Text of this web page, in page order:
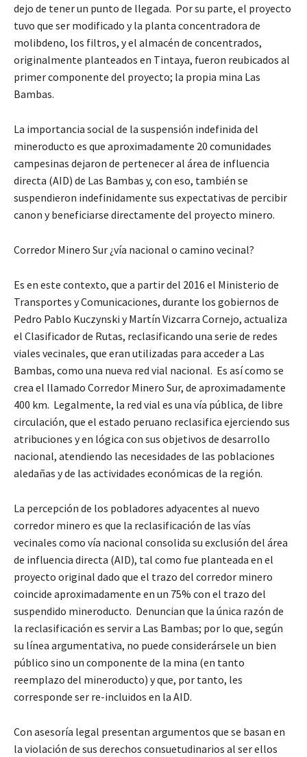
dejo de tener un punto de llegada. Por su parte, el proyecto
tuvo que ser modificado y la planta concentradora de
molibdeno, los filtros, y el almacén de concentrados,
originalmente planteados en Tintaya, fueron reubicados al
primer componente del proyecto; la propia mina Las
Bambas.
La importancia social de la suspensión indefinida del
mineroducto es que aproximadamente 20 comunidades
campesinas dejaron de pertenecer al área de influencia
directa (AID) de Las Bambas y, con eso, también se
suspendieron indefinidamente sus expectativas de percibir
canon y beneficiarse directamente del proyecto minero.
Corredor Minero Sur ¿vía nacional o camino vecinal?
Es en este contexto, que a partir del 2016 el Ministerio de
Transportes y Comunicaciones, durante los gobiernos de
Pedro Pablo Kuczynski y Martín Vizcarra Cornejo, actualiza
el Clasificador de Rutas, reclasificando una serie de redes
viales vecinales, que eran utilizadas para acceder a Las
Bambas, como una nueva red vial nacional. Es así como se
crea el llamado Corredor Minero Sur, de aproximadamente
400 km. Legalmente, la red vial es una vía pública, de libre
circulación, que el estado peruano reclasifica ejerciendo sus
atribuciones y en lógica con sus objetivos de desarrollo
nacional, atendiendo las necesidades de las poblaciones
aledañas y de las actividades económicas de la región.
La percepción de los pobladores adyacentes al nuevo
corredor minero es que la reclasificación de las vías
vecinales como vía nacional consolida su exclusión del área
de influencia directa (AID), tal como fue planteada en el
proyecto original dado que el trazo del corredor minero
coincide aproximadamente en un 75% con el trazo del
suspendido mineroducto. Denuncian que la única razón de
la reclasificación es servir a Las Bambas; por lo que, según
su línea argumentativa, no puede considerársele un bien
público sino un componente de la mina (en tanto
reemplazo del mineroducto) y que, por tanto, les
corresponde ser re-incluidos en la AID.
Con asesoría legal presentan argumentos que se basan en
la violación de sus derechos consuetudinarios al ser ellos